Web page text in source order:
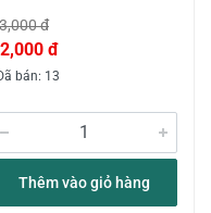
đ
đ
bán: 13
Thêm vào giỏ hàng